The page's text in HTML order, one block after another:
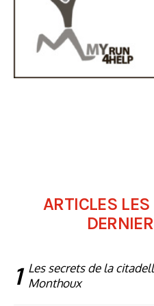
ARTICLES
1 Les secrets de la
Monthoux